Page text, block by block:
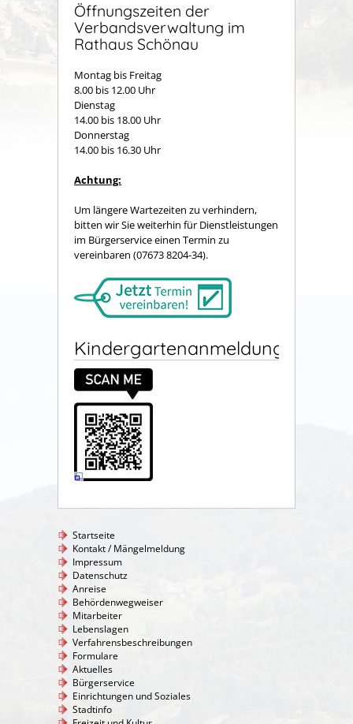
Öffnungszeiten der
Verbandsverwaltung im
Rathaus Schönau
Montag bis Freitag
8.00 bis 12.00 Uhr
Dienstag
14.00 bis 18.00 Uhr
Donnerstag
14.00 bis 16.30 Uhr
Achtung:
Um längere Wartezeiten zu verhindern,
bitten wir Sie weiterhin für Dienstleistungen
im Bürgerservice einen Termin zu
vereinbaren (07673 8204-34).
Kindergartenanmeldung
Startseite
Kontakt / Mängelmeldung
Impressum
Datenschutz
Anreise
Behördenwegweiser
Mitarbeiter
Lebenslagen
Verfahrensbeschreibungen
Formulare
Aktuelles
Bürgerservice
Einrichtungen und Soziales
Stadtinfo